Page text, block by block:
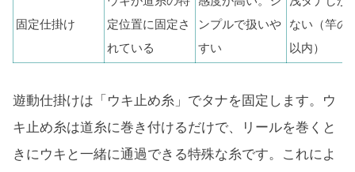
固定仕掛け
定位置に固定さ
れている
ンプルで扱いや
すい
ない（竿の
以内）
遊動仕掛けは「ウキ止め糸」でタナを固定します。ウ
キ止め糸は道糸に巻き付けるだけで、リールを巻くと
きにウキと一緒に通過できる特殊な糸です。これによ